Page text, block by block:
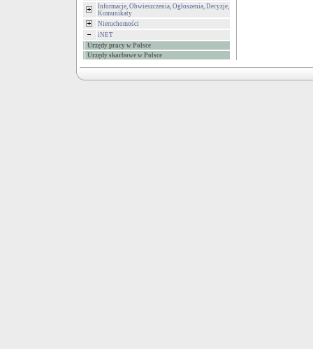
Informacje, Obwieszczenia, Ogłoszenia, Decyzje,
Komunikaty
Nieruchomości
iNET
Urzędy pracy w Polsce
Urzędy skarbowe w Polsce